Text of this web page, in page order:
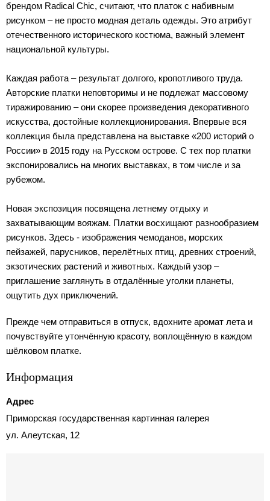
брендом Radical Chic, считают, что платок с набивным
рисунком – не просто модная деталь одежды. Это атрибут
отечественного исторического костюма, важный элемент
национальной культуры.
Каждая работа – результат долгого, кропотливого труда.
Авторские платки неповторимы и не подлежат массовому
тиражированию – они скорее произведения декоративного
искусства, достойные коллекционирования. Впервые вся
коллекция была представлена на выставке «200 историй о
России» в 2015 году на Русском острове. С тех пор платки
экспонировались на многих выставках, в том числе и за
рубежом.
Новая экспозиция посвящена летнему отдыху и
захватывающим вояжам. Платки восхищают разнообразием
рисунков. Здесь - изображения чемоданов, морских
пейзажей, парусников, перелётных птиц, древних строений,
экзотических растений и животных. Каждый узор –
приглашение заглянуть в отдалённые уголки планеты,
ощутить дух приключений.
Прежде чем отправиться в отпуск, вдохните аромат лета и
почувствуйте утончённую красоту, воплощённую в каждом
шёлковом платке.
Информация
Адрес
Приморская государственная картинная галерея
ул. Алеутская, 12